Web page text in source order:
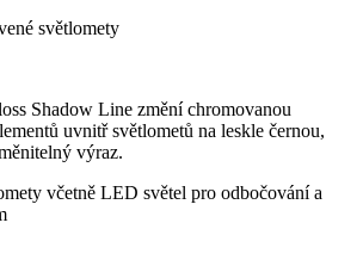
světlomety
Shadow Line změní chromovanou
uvnitř světlometů na leskle černou,
výraz.
včetně LED světel pro odbočování a